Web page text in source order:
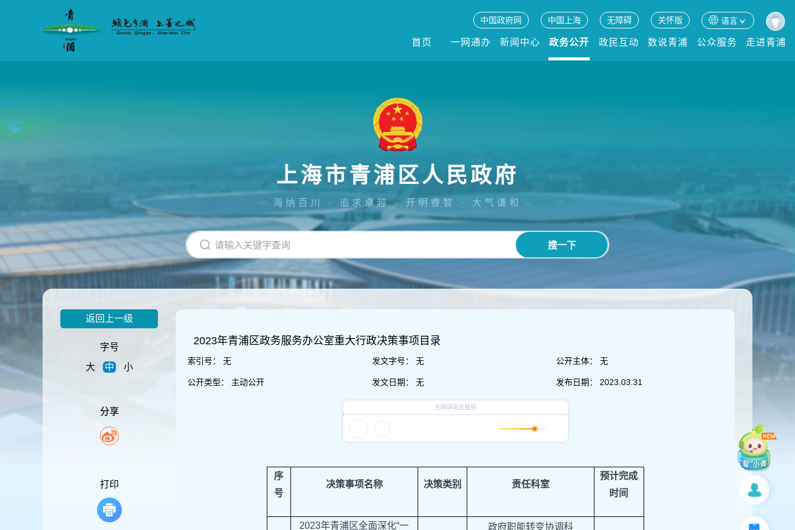
网
主
要
内
容
区
域
中国政府网 中国上海 无障碍 关怀版 语言
首页 一网通办 新闻中心 政务公开 政民互动 数说青浦 公众服务 走进青浦
上海市青浦区人民政府
海纳百川 · 追求卓越 · 开明睿智 · 大气谦和
搜一下
返回上一级
字号
大
中 小
分享
打印
2023年青浦区政务服务办公室重大行政决策事项目录
索引号： 无
公开类型： 主动公开
发文字号： 无
发文日期： 无
公开主体： 无
发布日期： 2023.03.31
序
号
决策事项名称 决策类别 责任科室
预计完成
时间
2023年青浦区全面深化“一 政府职能转变协调科